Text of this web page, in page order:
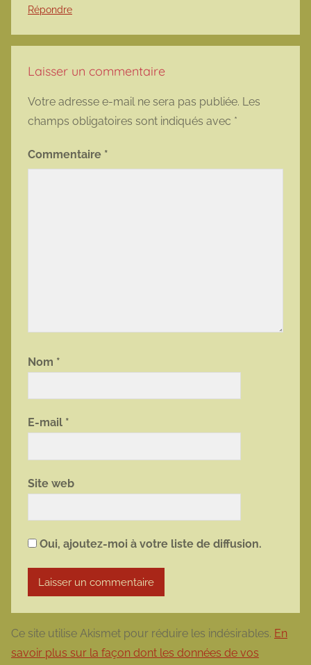
Répondre
Laisser un commentaire
Votre adresse e-mail ne sera pas publiée. Les
champs obligatoires sont indiqués avec *
Commentaire *
Nom *
E-mail *
Site web
Oui, ajoutez-moi à votre liste de diffusion.
Ce site utilise Akismet pour réduire les indésirables. En
savoir plus sur la façon dont les données de vos